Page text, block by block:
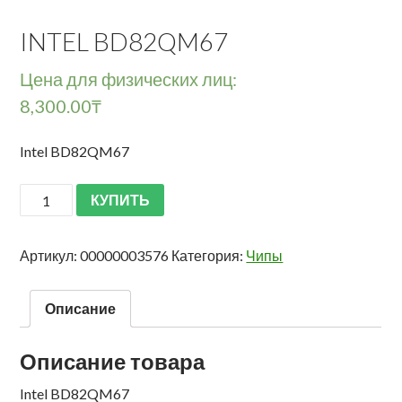
INTEL BD82QM67
Цена для физических лиц:
8,300.00₸
Intel BD82QM67
КУПИТЬ
Артикул:00000003576 Категория: Чипы
Описание
Описание товара
Intel BD82QM67